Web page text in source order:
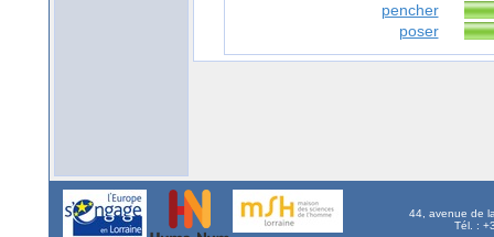
pencher
poser
44, avenue de
Tél. :